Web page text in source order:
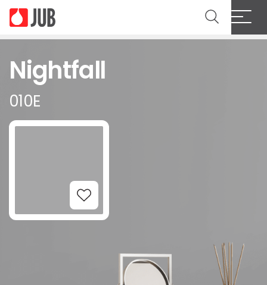
Nightfall
010E
Add to Wishlist